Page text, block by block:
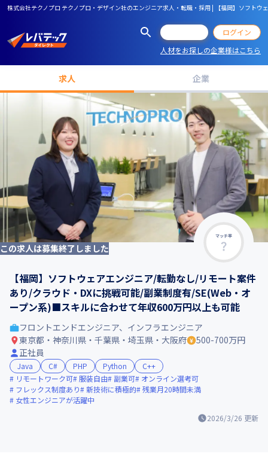
株式会社テクノプロ テクノプロ・デザイン社のエンジニア求人・転職・採用 | 【福岡】ソフト
ログイン
人材をお探しの企業様はこちら
求人 企業
マッチ率
この求人は募集終了しました
【福岡】ソフトウェアエンジニア/転勤なし/リモート案件
あり/クラウド・DXに挑戦可能/副業制度有/SE(Web・オ
ープン系)■スキルに合わせて年収600万円以上も可能
2026/3/26 更新
フロントエンドエンジニア、インフラエンジニア
東京都・神奈川県・千葉県・埼玉県・大阪府
500-700万円
正社員
Java C# PHP Python
C++
リモートワーク可 服装自由 副業可
オンライン選考可
フレックス制度あり
新技術に積極的 残業月20時間未満
女性エンジニアが活躍中